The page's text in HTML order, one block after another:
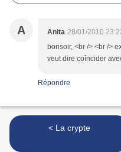
A Anita 28/01/2010
bonsoir, <br /> <br />
veut dire coîncider
Répondre
< La crypte